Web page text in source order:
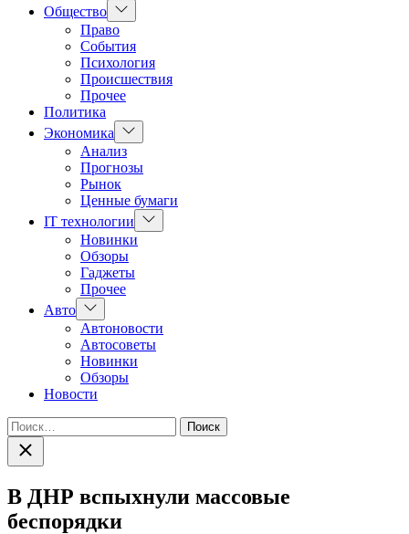
Общество Показать
подменю
Право
События
Психология
Происшествия
Прочее
Политика
Экономика
Показать
подменю
Анализ
Прогнозы
Рынок
Ценные бумаги
IT технологии
Показать
подменю
Новинки
Обзоры
Гаджеты
Прочее
Авто Показать
подменю
Автоновости
Автосоветы
Новинки
Обзоры
Новости
Найти:
Закрыть
поиск
В ДНР вспыхнули массовые
беспорядки